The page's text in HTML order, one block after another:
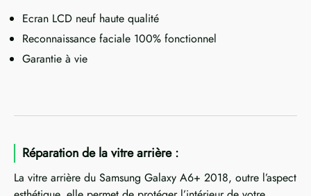
Ecran LCD neuf haute qualité
Reconnaissance faciale 100% fonctionnel
Garantie à vie
Réparation de la vitre arrière :
La vitre arrière du Samsung Galaxy A6+ 2018, outre l’aspect